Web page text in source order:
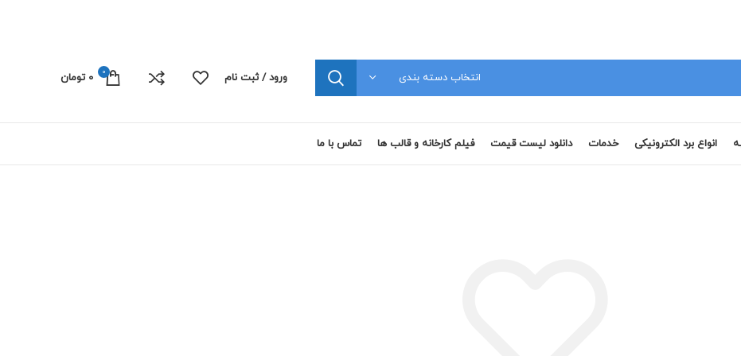
انتخاب دسته بندی ورود / ثبت نام 0
0 تومان
انواع برد الکترونیکی خدمات دانلود لیست قیمت فیلم کارخانه و قالب ها تماس با ما